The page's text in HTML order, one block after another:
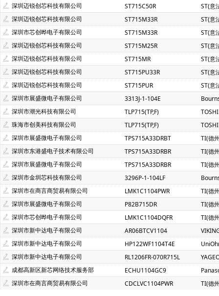
深圳迈锐创芯科技有限公司
ST715C50R
ST(意
深圳迈锐创芯科技有限公司
ST715M33R
ST(意
深圳市芯创晔电子有限公司
ST715M33R
ST(意
深圳迈锐创芯科技有限公司
ST715M25R
ST(意
深圳迈锐创芯科技有限公司
ST715MR
ST(意
深圳迈锐创芯科技有限公司
ST715PU33R
ST(意
深圳迈锐创芯科技有限公司
ST715PUR
ST(意
深圳市展盛微电子有限公司
3313J-1-104E
深圳市潮光科技有限公司
TLP715(TP,F)
珠海市创美科技有限公司
TLP715(TP,F)
深圳市展盛微电子有限公司
TPS715A33DRBT
TI(德
深圳市东港盛电子技术有限公司
TPS715A33DRBR
TI(德
深圳市展盛微电子有限公司
TPS715A33DRBR
TI(德
深圳市金圳芯科技有限公司
3296P-1-104LF
深圳市在商言商贸易有限公司
LMK1C1104PWR
TI(德
深圳市展盛微电子有限公司
P82B715DR
TI(德
深圳市芯创晔电子有限公司
LMK1C1104DQFR
TI(德
深圳市新中达电子有限公司
AR06BTCV1104
深圳市新中达电子有限公司
HP122WF1104T4E
深圳市新中达电子有限公司
RL1206FR-070R715L
成都高新区新芯网络技术服务部
ECHU1104GC9
深圳市在商言商贸易有限公司
CDCLVC1104PWR TI(德